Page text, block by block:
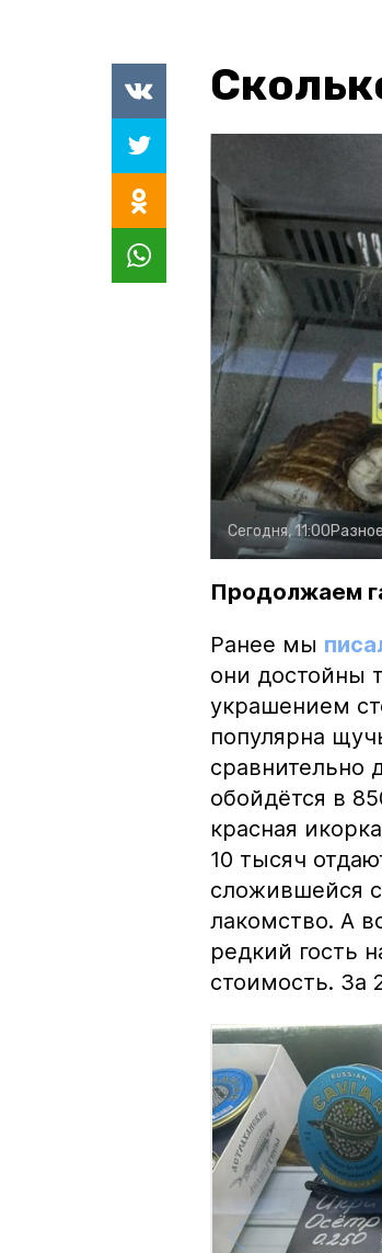
Сегодня, 11:00Разное
Продолжаем
Ранее мы
они достойны
украшением
популярна
сравнительно
обойдётся в
красная
10 тысяч
сложившейся
лакомство. А
редкий гость
стоимость. За